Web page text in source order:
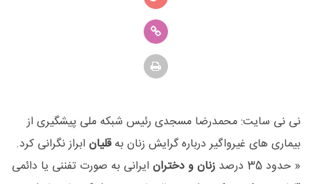
نی نی سایت: محمدرضا مسجدی رئیس شبکه ملی پیشگیری از
بیماری های غیرواگیر درباره گرایش زنان بهقلیان ابراز نگرانی کرد.
« حدود 35 درصد
زنان و دختران ایرانی به صورت تفننی یا دائمی